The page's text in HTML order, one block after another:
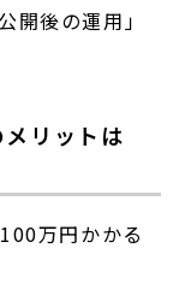
開後の運用」
リットは
万円かかる